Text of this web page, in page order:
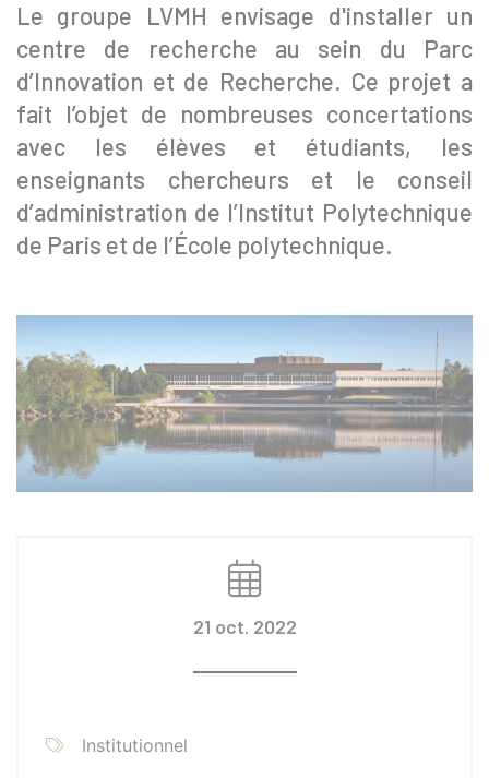
Le groupe LVMH envisage d'installer un
centre de recherche au sein du Parc
d’Innovation et de Recherche. Ce projet a
fait l’objet de nombreuses concertations
avec les élèves et étudiants, les
enseignants chercheurs et le conseil
d’administration de l’Institut Polytechnique
de Paris et de l’École polytechnique.
21 oct. 2022
Institutionnel